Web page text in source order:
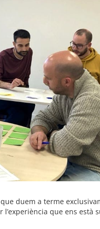
duem a terme
que ens està